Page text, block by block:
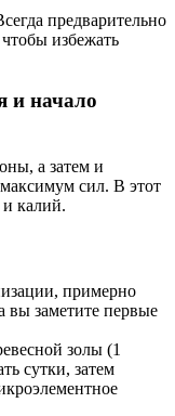
предварительно
избежать
и начало
а затем и
сил. В этот
калий.
примерно
вы заметите первые
золы (1
сутки, затем